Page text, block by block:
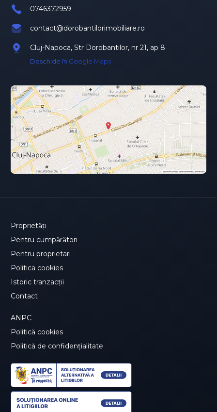
0746372959
contact@dorobantilorimobiliare.ro
Cluj-Napoca, Str Dorobantilor, nr 21, ap 8
Deschide în Google Maps
Proprietăți
Pentru cumpărători
Pentru proprietari
Politica cookies
Istoric tranzacții
Contact
ANPC
Politică cookies
Politică de confidențialitate